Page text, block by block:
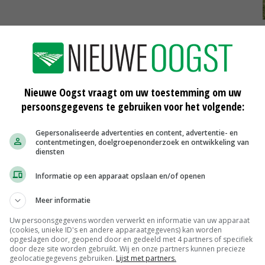
vereniging zijn. 'Wij willen als bestuur onze
bijdragen aan een sterke, betrokken gemeenschap
zich nog steeds aansluiten bij DAJK. 'Ondanks het
veel animo onder jongeren om lid te worden. Dit laat
toekomstgerichte energie leeft onder jonge boeren
'Tom heeft zich met volle overtuiging ingezet
het bestuur en in de communicatie met onze leden.
zal mijn best doen om deze lijn door te zetten en
en agrariërs van morgen.'
Nieuwe Oogst vraagt om uw toestemming om uw
persoonsgegevens te gebruiken voor het volgende:
Gepersonaliseerde advertenties en content, advertentie- en
contentmetingen, doelgroepenonderzoek en ontwikkeling van
diensten
Informatie op een apparaat opslaan en/of openen
Meer informatie
Uw persoonsgegevens worden verwerkt en informatie van uw apparaat
(cookies, unieke ID's en andere apparaatgegevens) kan worden
opgeslagen door, geopend door en gedeeld met 4 partners of specifiek
door deze site worden gebruikt. Wij en onze partners kunnen precieze
geolocatiegegevens gebruiken. Lijst met partners.